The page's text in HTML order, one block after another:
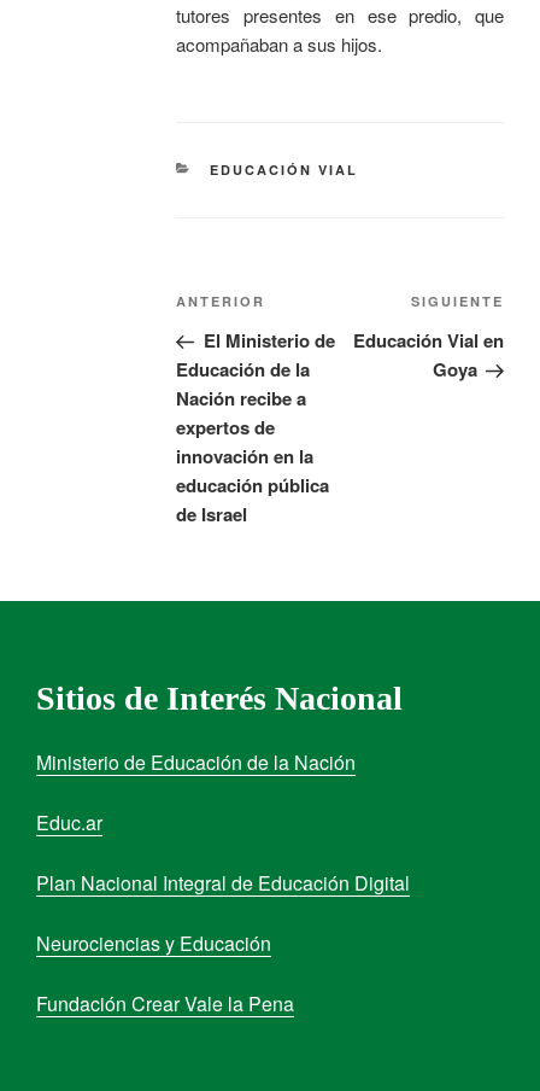
tutores presentes en ese predio, que
acompañaban a sus hijos.
EDUCACIÓN VIAL
ANTERIOR
El Ministerio de
Educación de la
Nación recibe a
expertos de
innovación en la
educación pública
de Israel
SIGUIENTE
Educación Vial en
Goya
Sitios de Interés Nacional
Ministerio de Educación de la Nación
Educ.ar
Plan Nacional Integral de Educación Digital
Neurociencias y Educación
Fundación Crear Vale la Pena